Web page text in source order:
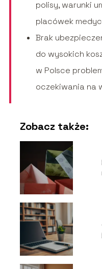
polisy, warunki
placówek
Brak
do wysokich
w Polsce
oczekiwania na
Zobacz także: